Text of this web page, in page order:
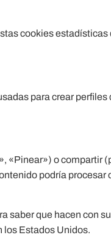
cookies
para crear
«Pinear») o compartir
podría
saber que hacen con
los Estados Unidos.